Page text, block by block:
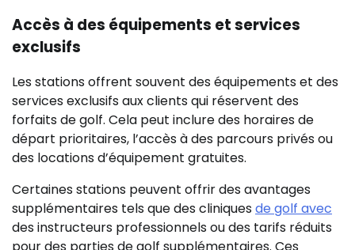
Accès à des équipements et services
exclusifs
Les stations offrent souvent des équipements et des
services exclusifs aux clients qui réservent des
forfaits de golf. Cela peut inclure des horaires de
départ prioritaires, l’accès à des parcours privés ou
des locations d’équipement gratuites.
Certaines stations peuvent offrir des avantages
supplémentaires tels que des cliniquesde golf avec
des instructeurs professionnels ou des tarifs réduits